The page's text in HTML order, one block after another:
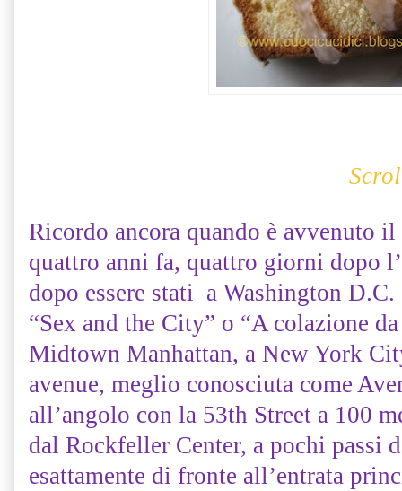
Ricordo ancora quando è avvenuto
quattro anni fa, quattro giorni dopo
dopo essere stati a Washington
“Sex and the City” o “A colazione
Midtown Manhattan, a New York
avenue, meglio conosciuta come
all’angolo con la 53th Street a 100
dal Rockfeller Center, a pochi passi
esattamente di fronte all’entrata